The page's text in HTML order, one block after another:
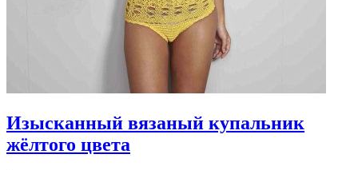
Изысканный вязаный купальник
жёлтого цвета